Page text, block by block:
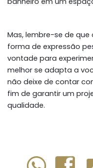
Mas, lembre-se de que
forma de expressão
vontade para
melhor se adapta a
não deixe de contar
fim de garantir um
qualidade.